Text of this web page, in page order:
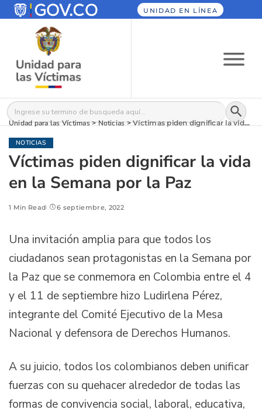
UNIDAD EN LÍNEA
Buscar: Botón
Unidad para las Víctimas>Noticias>Víctimas piden dignificar la vida en la Semana por la Paz
NOTICIAS
Víctimas piden dignificar la vida
en la Semana por la Paz
1 Min Read 6 septiembre, 2022
Una invitación amplia para que todos los
ciudadanos sean protagonistas en la Semana por
la Paz que se conmemora en Colombia entre el 4
y el 11 de septiembre hizo Ludirlena Pérez,
integrante del Comité Ejecutivo de la Mesa
Nacional y defensora de Derechos Humanos.
A su juicio, todos los colombianos deben unificar
fuerzas con su quehacer alrededor de todas las
formas de convivencia social, laboral, educativa,